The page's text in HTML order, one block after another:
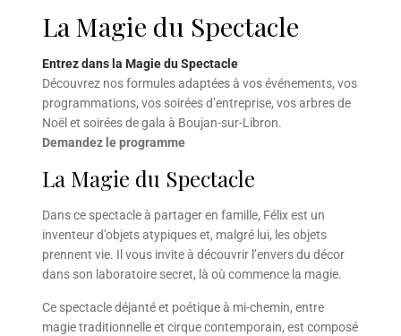
La Magie du Spectacle
Entrez dans la Magie du Spectacle
Découvrez nos formules adaptées à vos événements, vos
programmations, vos soirées d’entreprise, vos arbres de
Noël et soirées de gala à Boujan-sur-Libron.
Demandez le programme
La Magie du Spectacle
Dans ce spectacle à partager en famille, Félix est un
inventeur d’objets atypiques et, malgré lui, les objets
prennent vie. Il vous invite à découvrir l’envers du décor
dans son laboratoire secret, là où commence la magie.
Ce spectacle déjanté et poétique à mi-chemin, entre
magie traditionnelle et cirque contemporain, est composé